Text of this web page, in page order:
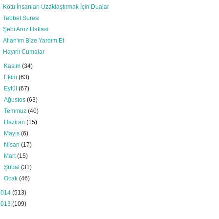
Kötü İnsanları Uzaklaştırmak İçin Dualar
Tebbet Suresi
Şebi Aruz Haftası
Allah'ım Bize Yardım Et
Hayırlı Cumalar
Kasım(34)
Ekim(63)
Eylül(67)
Ağustos(63)
Temmuz(40)
Haziran(15)
Mayıs(6)
Nisan(17)
Mart(15)
Şubat(31)
Ocak(46)
(513)
(109)